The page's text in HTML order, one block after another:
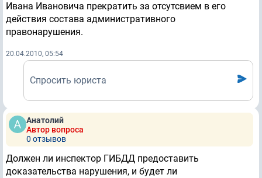
Ивана Ивановича прекратить за отсутсвием в его
действия состава административного
правонарушения.
20.04.2010, 05:54
Спросить юриста
Анатолий
Автор вопроса
0 отзывов
Должен ли инспектор ГИБДД предоставить
доказательства нарушения, и будет ли